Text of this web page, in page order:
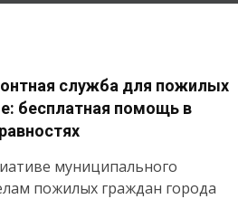
служба для пожилых
бесплатная помощь в
муниципального
пожилых граждан города